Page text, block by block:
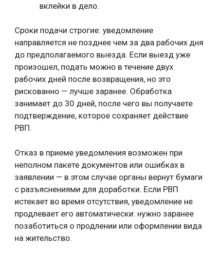
вклейки в дело.
Сроки подачи строгие: уведомление
направляется не позднее чем за два рабочих дня
до предполагаемого выезда. Если выезд уже
произошел, подать можно в течение двух
рабочих дней после возвращения, но это
рискованно — лучше заранее. Обработка
занимает до 30 дней, после чего вы получаете
подтверждение, которое сохраняет действие
РВП.
Отказ в приеме уведомления возможен при
неполном пакете документов или ошибках в
заявлении — в этом случае органы вернут бумаги
с разъяснениями для доработки. Если РВП
истекает во время отсутствия, уведомление не
продлевает его автоматически: нужно заранее
позаботиться о продлении или оформлении вида
на жительство.